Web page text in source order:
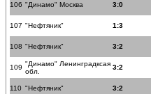
106 "Динамо" Москва 3:0
107 "Нефтяник" 1:3
108 "Нефтяник" 3:2
109 "Динамо" Ленинградксая
обл.
3:2
110 "Нефтяник" 3:2